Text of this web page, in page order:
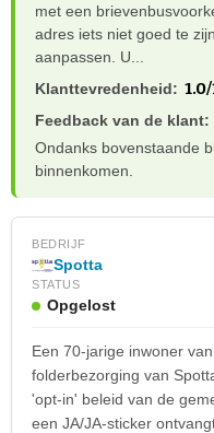
met een
adres iets niet goed te
aanpassen. U...
Klanttevredenheid:
Feedback van de klant:
Ondanks bovenstaande
binnenkomen.
BEDRIJF
Spotta
STATUS
Opgelost
Een 70-jarige inwoner
folderbezorging van
'opt-in' beleid van de
een JA/JA-sticker